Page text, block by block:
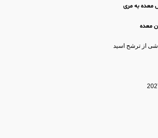
معده به مری
معده
از ترشح اسید